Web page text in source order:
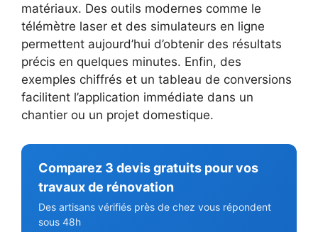
matériaux. Des outils modernes comme le
télémètre laser et des simulateurs en ligne
permettent aujourd’hui d’obtenir des résultats
précis en quelques minutes. Enfin, des
exemples chiffrés et un tableau de conversions
facilitent l’application immédiate dans un
chantier ou un projet domestique.
Comparez 3 devis gratuits pour vos
travaux de rénovation
Des artisans vérifiés près de chez vous répondent
sous 48h